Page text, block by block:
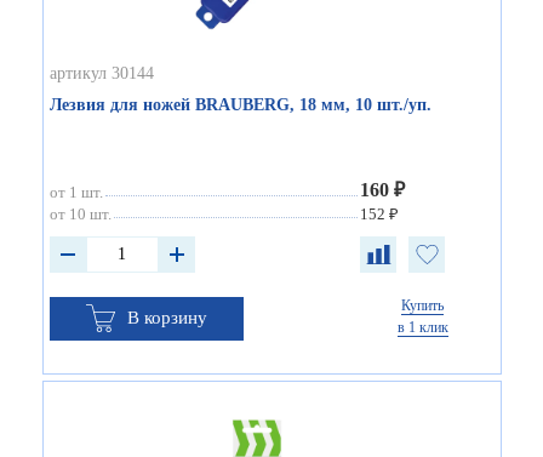
артикул 30144
Лезвия для ножей BRAUBERG, 18 мм, 10 шт./уп.
от 1 шт. 160 ₽
от 10 шт. 152 ₽
В корзину
Купить
в 1 клик